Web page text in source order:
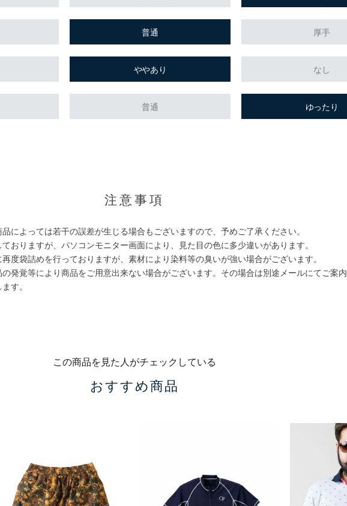
普通 厚手
ややあり なし
普通 ゆったり
注意事項
によっては若干の誤差が生じる場合もございますので、予めご了承ください。
おりますが、パソコンモニター画面により、見た目の色に多少違いがあります。
度袋詰めを行っておりますが、素材により染料等の臭いが強い場合がございます。
発覚等により商品をご用意出来ない場合がございます。その場合は別途メールにてご案
す。
この商品を見た人がチェックしている
おすすめ商品